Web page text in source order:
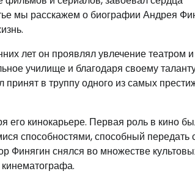
мы расскажем о биографии Андрея
лет он проявлял увлечение театром и
училище и благодаря своему
принят в труппу одного из самых
его кинокарьере. Первая роль в кино
способностями, способный передать
Финягин снялся во множестве